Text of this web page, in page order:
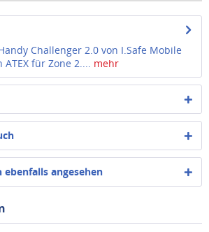
Challenger 2.0 von I.Safe Mobile
für Zone 2.... mehr
ebenfalls angesehen